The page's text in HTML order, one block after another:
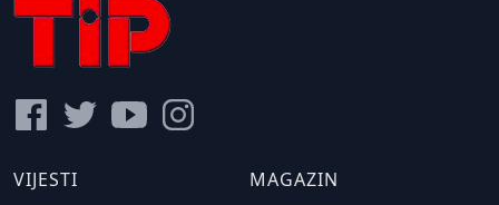
VIJESTI
MAGAZIN